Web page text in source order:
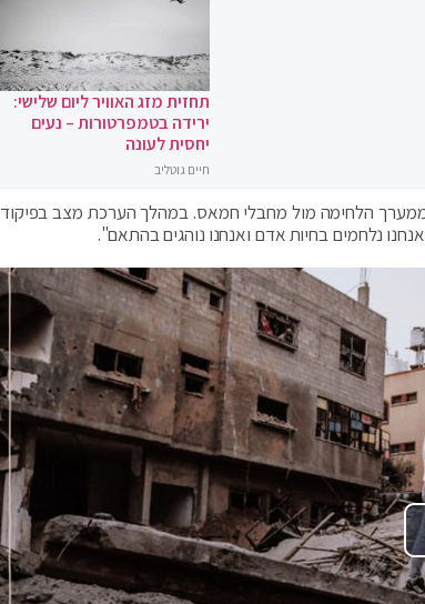
תחזית מזג האוויר ליום שלישי:
ירידה בטמפרטורות – נעים
יחסית לעונה
חיים גוטליב
הלחימה מול מחבלי חמאס. במהלך הערכת מצב בפיקוד
נלחמים בחיות אדם ואנחנו נוהגים בהתאם".